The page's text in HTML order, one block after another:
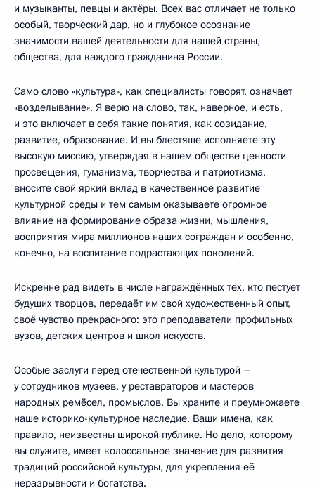
и музыканты, певцы и актёры. Всех вас отличает не только
особый, творческий дар, но и глубокое осознание
значимости вашей деятельности для нашей страны,
общества, для каждого гражданина России.
Само слово «культура», как специалисты говорят, означает
«возделывание». Я верю на слово, так, наверное, и есть,
и это включает в себя такие понятия, как созидание,
развитие, образование. И вы блестяще исполняете эту
высокую миссию, утверждая в нашем обществе ценности
просвещения, гуманизма, творчества и патриотизма,
вносите свой яркий вклад в качественное развитие
культурной среды и тем самым оказываете огромное
влияние на формирование образа жизни, мышления,
восприятия мира миллионов наших сограждан и особенно,
конечно, на воспитание подрастающих поколений.
Искренне рад видеть в числе награждённых тех, кто пестует
будущих творцов, передаёт им свой художественный опыт,
своё чувство прекрасного: это преподаватели профильных
вузов, детских центров и школ искусств.
Особые заслуги перед отечественной культурой –
у сотрудников музеев, у реставраторов и мастеров
народных ремёсел, промыслов. Вы храните и преумножаете
наше историко-культурное наследие. Ваши имена, как
правило, неизвестны широкой публике. Но дело, которому
вы служите, имеет колоссальное значение для развития
традиций российской культуры, для укрепления её
неразрывности и богатства.